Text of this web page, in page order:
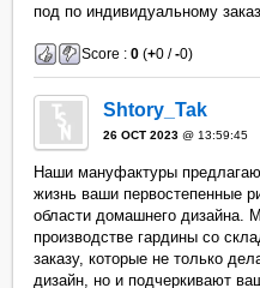
под по индивидуальному
Score :0 (+0 /-0)
Shtory_Tak
26 OCT 2023 @ 13:59:45
Наши мануфактуры
жизнь ваши первостепенные
области домашнего дизайна.
производстве гардины со
заказу, которые не только
дизайн, но и подчеркивают